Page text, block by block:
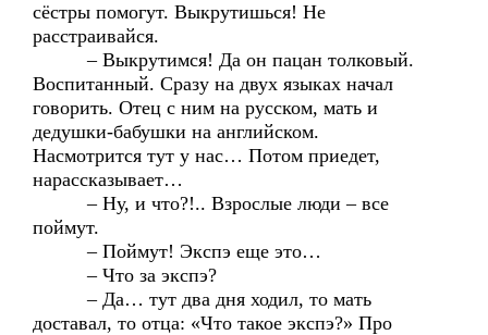
сёстры помогут. Выкрутишься! Не
расстраивайся.
– Выкрутимся! Да он пацан толковый.
Воспитанный. Сразу на двух языках начал
говорить. Отец с ним на русском, мать и
дедушки-бабушки на английском.
Насмотрится тут у нас… Потом приедет,
нарассказывает…
– Ну, и что?!.. Взрослые люди – все
поймут.
– Поймут! Экспэ еще это…
– Что за экспэ?
– Да… тут два дня ходил, то мать
доставал, то отца: «Что такое экспэ?» Про